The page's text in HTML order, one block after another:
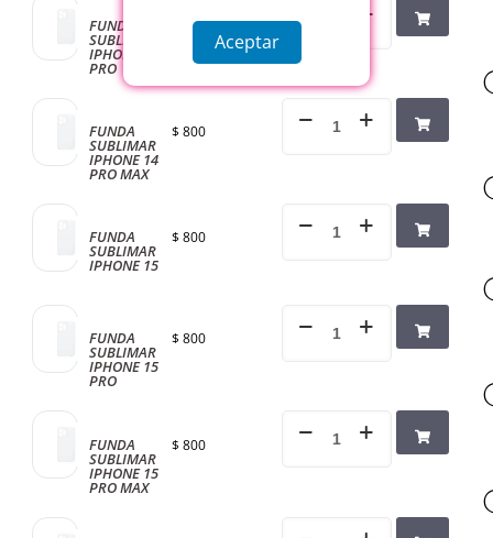
FUNDA
SUBLIMAR
IPHONE 14
PRO
800
FUNDA
SUBLIMAR
IPHONE 14
PRO MAX
$ 800
FUNDA
SUBLIMAR
IPHONE 15
$ 800
FUNDA
SUBLIMAR
IPHONE 15
PRO
$ 800
FUNDA
SUBLIMAR
IPHONE 15
PRO MAX
$ 800
Aceptar